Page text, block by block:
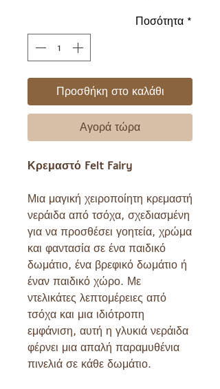
Ποσότητα *
Προσθήκη στο καλάθι
Αγορά τώρα
Κρεμαστό Felt Fairy
Μια μαγική χειροποίητη κρεμαστή
νεράιδα από τσόχα, σχεδιασμένη
για να προσθέσει γοητεία, χρώμα
και φαντασία σε ένα παιδικό
δωμάτιο, ένα βρεφικό δωμάτιο ή
έναν παιδικό χώρο. Με
ντελικάτες λεπτομέρειες από
τσόχα και μια ιδιότροπη
εμφάνιση, αυτή η γλυκιά νεράιδα
φέρνει μια απαλή παραμυθένια
πινελιά σε κάθε δωμάτιο.